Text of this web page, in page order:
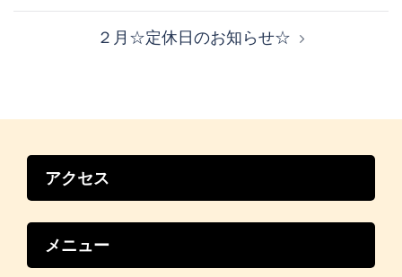
２月☆定休日のお知らせ☆
アクセス
メニュー